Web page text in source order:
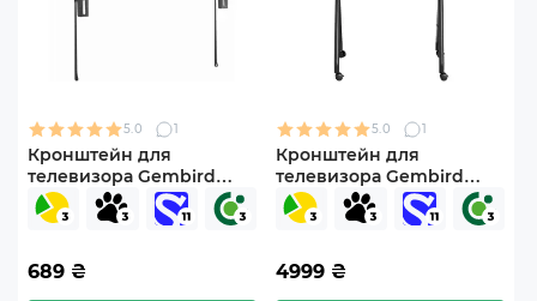
5.0 1
Кронштейн для
телевизора Gembird
WM-86T-01 43"-86" с
наклоном
689 ₴
5.0 1
Кронштейн для
телевизора Gembird
TVS-86F-02 43"-86"
фиксированный
4999 ₴